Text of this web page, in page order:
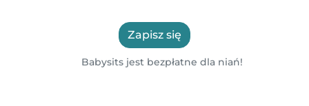
Zapisz się
Babysits jest bezpłatne dla niań!